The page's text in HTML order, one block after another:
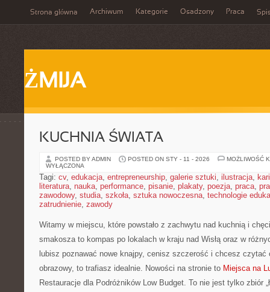
Strona główna Archiwum Kategorie Osadzony Praca
ŻMIJA
KUCHNIA ŚWIATA
POSTED BY ADMIN POSTED ON STY - 11 - 2026
MOŻLIWOŚĆ
WYŁĄCZONA
Tagi: cv, edukacja, entrepreneurship, galerie sztuki, ilustracja,
literatura, nauka, performance, pisanie, plakaty, poezja, praca,
zawodowy, studia, szkoła, sztuka nowoczesna, technologie
zatrudnienie, zawody
Witamy w miejscu, które powstało z zachwytu nad kuchnią i
smakosza to kompas po lokalach w kraju nad Wisłą oraz w
lubisz poznawać nowe knajpy, cenisz szczerość i chcesz czytać
obrazowy, to trafiasz idealnie. Nowości na stronie to Miejsca na
Restauracje dla Podróżników Low Budget. To nie jest tylko zbiór